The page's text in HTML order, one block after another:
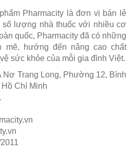
Pharmacity là đơn vị bán lẻ
lượng nhà thuốc với nhiều cơ
quốc, Pharmacity đã có những
mẽ, hướng đến nâng cao chất
sức khỏe của mỗi gia đình Việt.
Nơ Trang Long, Phường 12, Bình
Chí Minh